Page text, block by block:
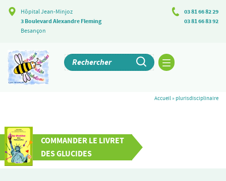
Hôpital Jean-Minjoz
3 Boulevard Alexandre Fleming
Besançon
03 81 66 82 29
03 81 66 83 92
Accueil» plurisdisciplinaire
COMMANDER LE LIVRET
DES GLUCIDES